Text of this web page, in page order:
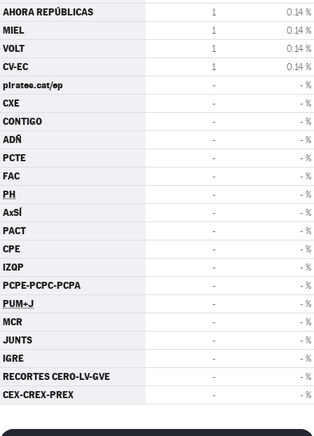
AHORA REPÚBLICAS 1 0.14 %
MIEL 1 0.14 %
VOLT 1 0.14 %
CV-EC 1 0.14 %
pirates.cat/ep - - %
CXE - - %
CONTIGO - - %
ADÑ - - %
PCTE - - %
FAC - - %
PH - - %
AxSÍ - - %
PACT - - %
CPE - - %
IZQP - - %
PCPE-PCPC-PCPA - - %
PUM+J - - %
MCR - - %
JUNTS - - %
IGRE - - %
RECORTES CERO-LV-GVE - - %
CEX-CREX-PREX - - %